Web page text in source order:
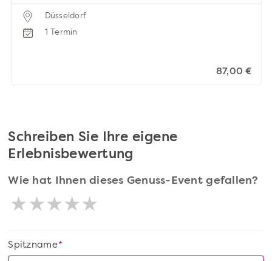
Düsseldorf
1 Termin
87,00 €
Schreiben Sie Ihre eigene
Erlebnisbewertung
Wie hat Ihnen dieses Genuss-Event gefallen?
*
Spitzname